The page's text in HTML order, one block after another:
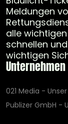
Meldungen
alle
schnellen
wichtigen
Unternehmen
021 Media -
Publizer GmbH -